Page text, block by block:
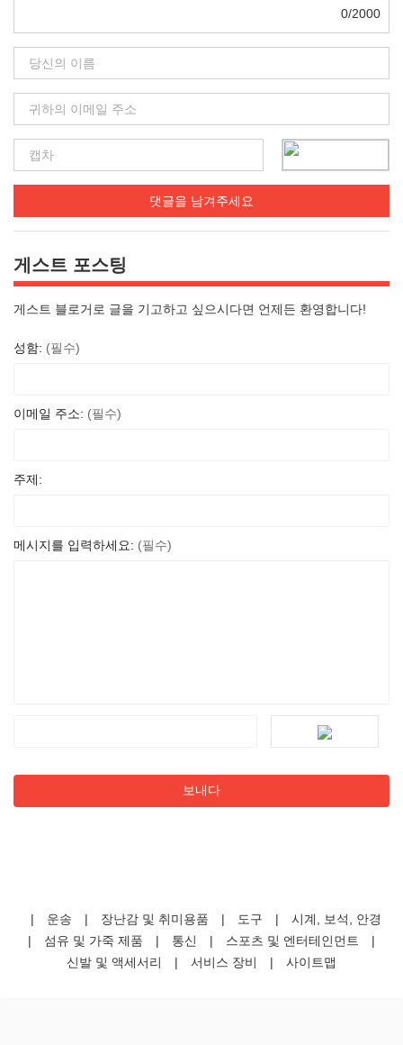
0/2000
게스트 포스팅
게스트 블로거로 글을 기고하고 싶으시다면 언제든 환영합니다!
성함: (필수)
이메일 주소: (필수)
주제:
메시지를 입력하세요: (필수)
| 운송 | 장난감 및 취미용품 | 도구 |
시계, 보석, 안경
|
섬유 및 가죽 제품 | 통신 | 스포츠 및 엔터테인먼트
|
신발 및 액세서리
| 서비스 장비 | 사이트맵